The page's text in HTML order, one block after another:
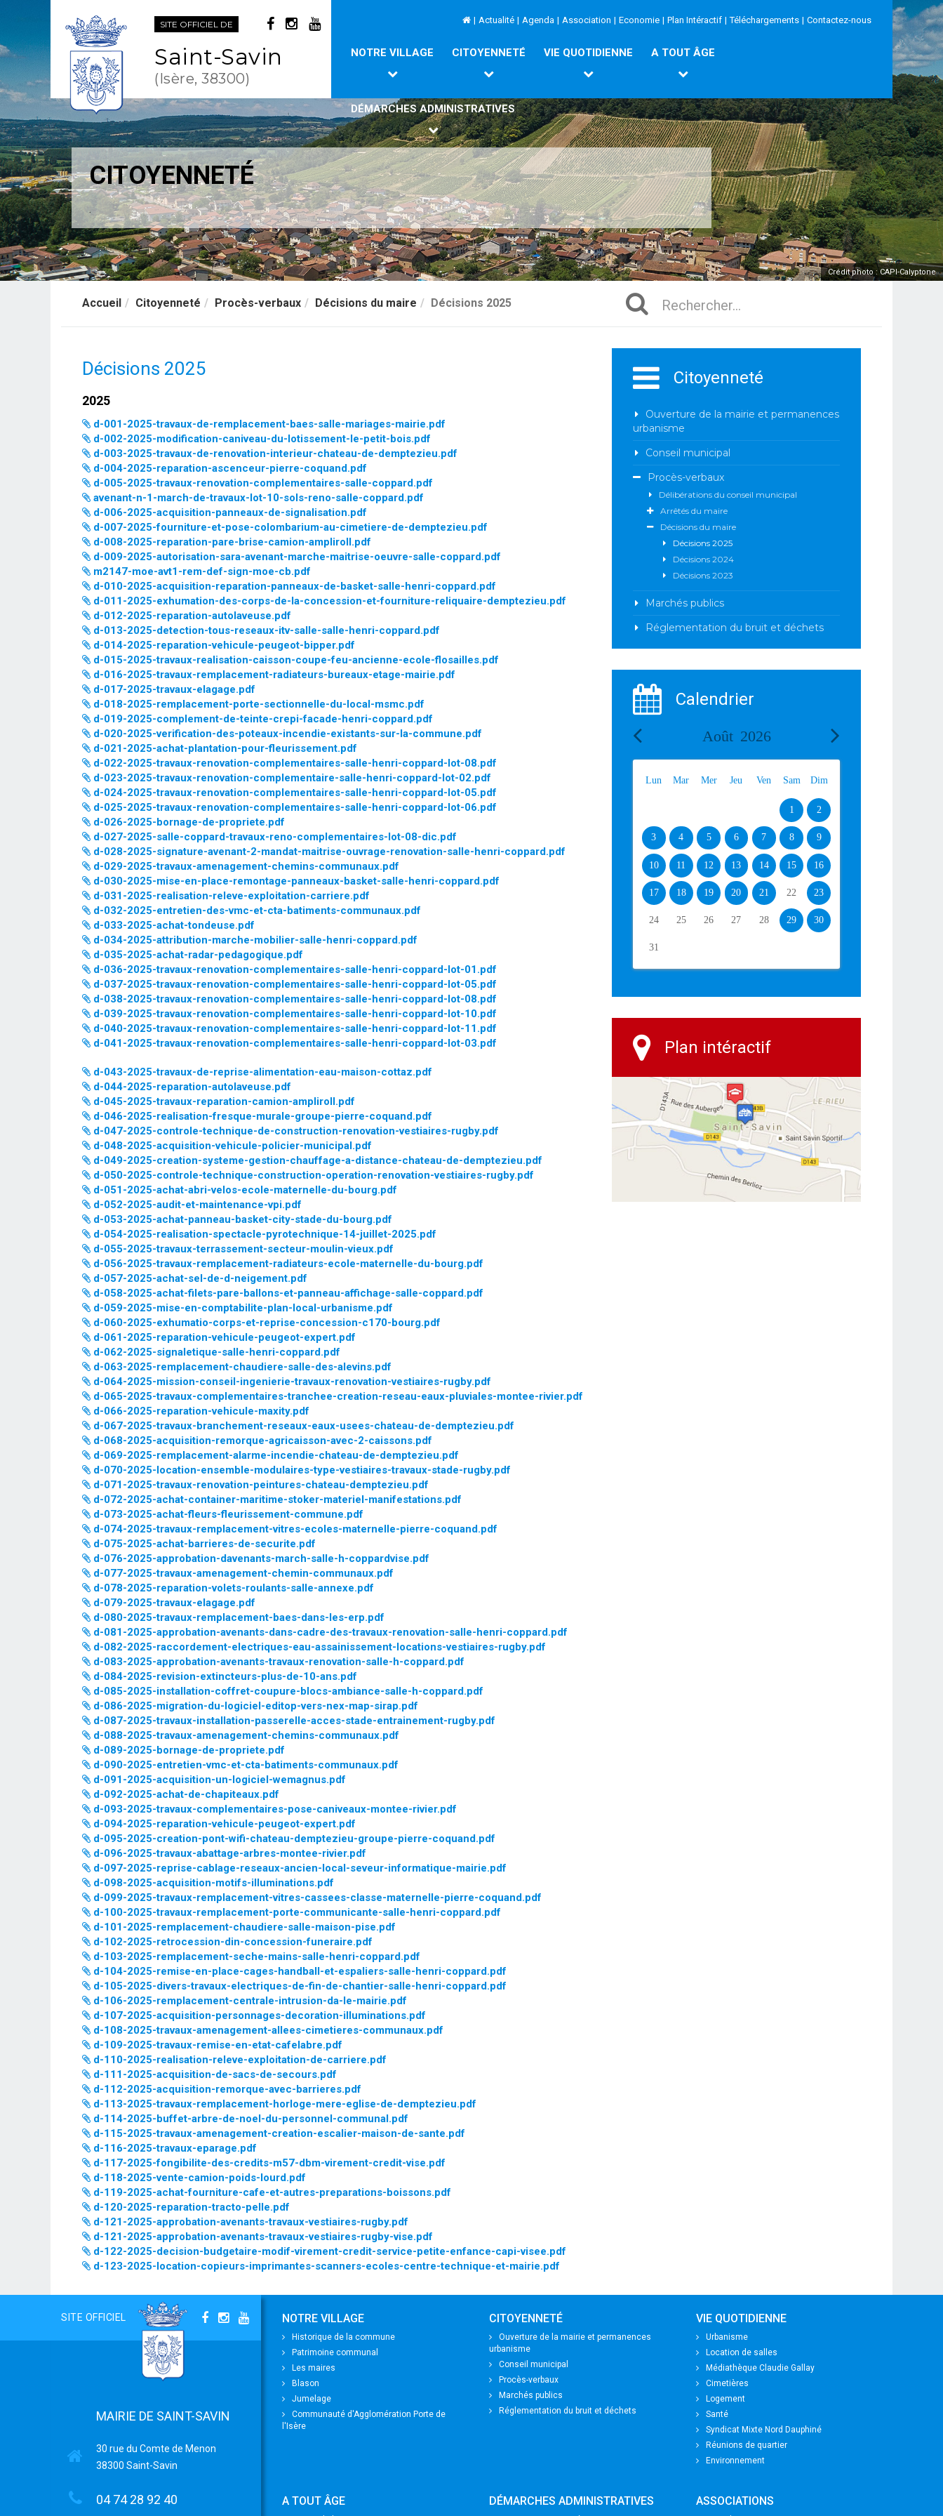
SITE OFFICIEL DE
Saint-Savin
(Isère, 38300)
| Actualité | Agenda | Association | Economie | Plan Intéractif | Téléchargements | Contactez-nous
NOTRE VILLAGE CITOYENNETÉ VIE QUOTIDIENNE A TOUT ÂGE
DÉMARCHES ADMINISTRATIVES
CITOYENNETÉ
.
Crédit photo : CAPI-Calyptone
Accueil Citoyenneté Procès-verbaux Décisions du maire Décisions 2025
Décisions 2025
2025
d-001-2025-travaux-de-remplacement-baes-salle-mariages-mairie.pdf
d-002-2025-modification-caniveau-du-lotissement-le-petit-bois.pdf
d-003-2025-travaux-de-renovation-interieur-chateau-de-demptezieu.pdf
d-004-2025-reparation-ascenceur-pierre-coquand.pdf
d-005-2025-travaux-renovation-complementaires-salle-coppard.pdf
avenant-n-1-march-de-travaux-lot-10-sols-reno-salle-coppard.pdf
d-006-2025-acquisition-panneaux-de-signalisation.pdf
d-007-2025-fourniture-et-pose-colombarium-au-cimetiere-de-demptezieu.pdf
d-008-2025-reparation-pare-brise-camion-ampliroll.pdf
d-009-2025-autorisation-sara-avenant-marche-maitrise-oeuvre-salle-coppard.pdf
m2147-moe-avt1-rem-def-sign-moe-cb.pdf
d-010-2025-acquisition-reparation-panneaux-de-basket-salle-henri-coppard.pdf
d-011-2025-exhumation-des-corps-de-la-concession-et-fourniture-reliquaire-demptezieu.pdf
d-012-2025-reparation-autolaveuse.pdf
d-013-2025-detection-tous-reseaux-itv-salle-salle-henri-coppard.pdf
d-014-2025-reparation-vehicule-peugeot-bipper.pdf
d-015-2025-travaux-realisation-caisson-coupe-feu-ancienne-ecole-flosailles.pdf
d-016-2025-travaux-remplacement-radiateurs-bureaux-etage-mairie.pdf
d-017-2025-travaux-elagage.pdf
d-018-2025-remplacement-porte-sectionnelle-du-local-msmc.pdf
d-019-2025-complement-de-teinte-crepi-facade-henri-coppard.pdf
d-020-2025-verification-des-poteaux-incendie-existants-sur-la-commune.pdf
d-021-2025-achat-plantation-pour-fleurissement.pdf
d-022-2025-travaux-renovation-complementaires-salle-henri-coppard-lot-08.pdf
d-023-2025-travaux-renovation-complementaire-salle-henri-coppard-lot-02.pdf
d-024-2025-travaux-renovation-complementaires-salle-henri-coppard-lot-05.pdf
d-025-2025-travaux-renovation-complementaires-salle-henri-coppard-lot-06.pdf
d-026-2025-bornage-de-propriete.pdf
d-027-2025-salle-coppard-travaux-reno-complementaires-lot-08-dic.pdf
d-028-2025-signature-avenant-2-mandat-maitrise-ouvrage-renovation-salle-henri-coppard.pdf
d-029-2025-travaux-amenagement-chemins-communaux.pdf
d-030-2025-mise-en-place-remontage-panneaux-basket-salle-henri-coppard.pdf
d-031-2025-realisation-releve-exploitation-carriere.pdf
d-032-2025-entretien-des-vmc-et-cta-batiments-communaux.pdf
d-033-2025-achat-tondeuse.pdf
d-034-2025-attribution-marche-mobilier-salle-henri-coppard.pdf
d-035-2025-achat-radar-pedagogique.pdf
d-036-2025-travaux-renovation-complementaires-salle-henri-coppard-lot-01.pdf
d-037-2025-travaux-renovation-complementaires-salle-henri-coppard-lot-05.pdf
d-038-2025-travaux-renovation-complementaires-salle-henri-coppard-lot-08.pdf
d-039-2025-travaux-renovation-complementaires-salle-henri-coppard-lot-10.pdf
d-040-2025-travaux-renovation-complementaires-salle-henri-coppard-lot-11.pdf
d-041-2025-travaux-renovation-complementaires-salle-henri-coppard-lot-03.pdf
d-043-2025-travaux-de-reprise-alimentation-eau-maison-cottaz.pdf
d-044-2025-reparation-autolaveuse.pdf
d-045-2025-travaux-reparation-camion-ampliroll.pdf
d-046-2025-realisation-fresque-murale-groupe-pierre-coquand.pdf
d-047-2025-controle-technique-de-construction-renovation-vestiaires-rugby.pdf
d-048-2025-acquisition-vehicule-policier-municipal.pdf
d-049-2025-creation-systeme-gestion-chauffage-a-distance-chateau-de-demptezieu.pdf
d-050-2025-controle-technique-construction-operation-renovation-vestiaires-rugby.pdf
d-051-2025-achat-abri-velos-ecole-maternelle-du-bourg.pdf
d-052-2025-audit-et-maintenance-vpi.pdf
d-053-2025-achat-panneau-basket-city-stade-du-bourg.pdf
d-054-2025-realisation-spectacle-pyrotechnique-14-juillet-2025.pdf
d-055-2025-travaux-terrassement-secteur-moulin-vieux.pdf
d-056-2025-travaux-remplacement-radiateurs-ecole-maternelle-du-bourg.pdf
d-057-2025-achat-sel-de-d-neigement.pdf
d-058-2025-achat-filets-pare-ballons-et-panneau-affichage-salle-coppard.pdf
d-059-2025-mise-en-comptabilite-plan-local-urbanisme.pdf
d-060-2025-exhumatio-corps-et-reprise-concession-c170-bourg.pdf
d-061-2025-reparation-vehicule-peugeot-expert.pdf
d-062-2025-signaletique-salle-henri-coppard.pdf
d-063-2025-remplacement-chaudiere-salle-des-alevins.pdf
d-064-2025-mission-conseil-ingenierie-travaux-renovation-vestiaires-rugby.pdf
d-065-2025-travaux-complementaires-tranchee-creation-reseau-eaux-pluviales-montee-rivier.pdf
d-066-2025-reparation-vehicule-maxity.pdf
d-067-2025-travaux-branchement-reseaux-eaux-usees-chateau-de-demptezieu.pdf
d-068-2025-acquisition-remorque-agricaisson-avec-2-caissons.pdf
d-069-2025-remplacement-alarme-incendie-chateau-de-demptezieu.pdf
d-070-2025-location-ensemble-modulaires-type-vestiaires-travaux-stade-rugby.pdf
d-071-2025-travaux-renovation-peintures-chateau-demptezieu.pdf
d-072-2025-achat-container-maritime-stoker-materiel-manifestations.pdf
d-073-2025-achat-fleurs-fleurissement-commune.pdf
d-074-2025-travaux-remplacement-vitres-ecoles-maternelle-pierre-coquand.pdf
d-075-2025-achat-barrieres-de-securite.pdf
d-076-2025-approbation-davenants-march-salle-h-coppardvise.pdf
d-077-2025-travaux-amenagement-chemin-communaux.pdf
d-078-2025-reparation-volets-roulants-salle-annexe.pdf
d-079-2025-travaux-elagage.pdf
d-080-2025-travaux-remplacement-baes-dans-les-erp.pdf
d-081-2025-approbation-avenants-dans-cadre-des-travaux-renovation-salle-henri-coppard.pdf
d-082-2025-raccordement-electriques-eau-assainissement-locations-vestiaires-rugby.pdf
d-083-2025-approbation-avenants-travaux-renovation-salle-h-coppard.pdf
d-084-2025-revision-extincteurs-plus-de-10-ans.pdf
d-085-2025-installation-coffret-coupure-blocs-ambiance-salle-h-coppard.pdf
d-086-2025-migration-du-logiciel-editop-vers-nex-map-sirap.pdf
d-087-2025-travaux-installation-passerelle-acces-stade-entrainement-rugby.pdf
d-088-2025-travaux-amenagement-chemins-communaux.pdf
d-089-2025-bornage-de-propriete.pdf
d-090-2025-entretien-vmc-et-cta-batiments-communaux.pdf
d-091-2025-acquisition-un-logiciel-wemagnus.pdf
d-092-2025-achat-de-chapiteaux.pdf
d-093-2025-travaux-complementaires-pose-caniveaux-montee-rivier.pdf
d-094-2025-reparation-vehicule-peugeot-expert.pdf
d-095-2025-creation-pont-wifi-chateau-demptezieu-groupe-pierre-coquand.pdf
d-096-2025-travaux-abattage-arbres-montee-rivier.pdf
d-097-2025-reprise-cablage-reseaux-ancien-local-seveur-informatique-mairie.pdf
d-098-2025-acquisition-motifs-illuminations.pdf
d-099-2025-travaux-remplacement-vitres-cassees-classe-maternelle-pierre-coquand.pdf
d-100-2025-travaux-remplacement-porte-communicante-salle-henri-coppard.pdf
d-101-2025-remplacement-chaudiere-salle-maison-pise.pdf
d-102-2025-retrocession-din-concession-funeraire.pdf
d-103-2025-remplacement-seche-mains-salle-henri-coppard.pdf
d-104-2025-remise-en-place-cages-handball-et-espaliers-salle-henri-coppard.pdf
d-105-2025-divers-travaux-electriques-de-fin-de-chantier-salle-henri-coppard.pdf
d-106-2025-remplacement-centrale-intrusion-da-le-mairie.pdf
d-107-2025-acquisition-personnages-decoration-illuminations.pdf
d-108-2025-travaux-amenagement-allees-cimetieres-communaux.pdf
d-109-2025-travaux-remise-en-etat-cafelabre.pdf
d-110-2025-realisation-releve-exploitation-de-carriere.pdf
d-111-2025-acquisition-de-sacs-de-secours.pdf
d-112-2025-acquisition-remorque-avec-barrieres.pdf
d-113-2025-travaux-remplacement-horloge-mere-eglise-de-demptezieu.pdf
d-114-2025-buffet-arbre-de-noel-du-personnel-communal.pdf
d-115-2025-travaux-amenagement-creation-escalier-maison-de-sante.pdf
d-116-2025-travaux-eparage.pdf
d-117-2025-fongibilite-des-credits-m57-dbm-virement-credit-vise.pdf
d-118-2025-vente-camion-poids-lourd.pdf
d-119-2025-achat-fourniture-cafe-et-autres-preparations-boissons.pdf
d-120-2025-reparation-tracto-pelle.pdf
d-121-2025-approbation-avenants-travaux-vestiaires-rugby.pdf
d-121-2025-approbation-avenants-travaux-vestiaires-rugby-vise.pdf
d-122-2025-decision-budgetaire-modif-virement-credit-service-petite-enfance-capi-visee.pdf
d-123-2025-location-copieurs-imprimantes-scanners-ecoles-centre-technique-et-mairie.pdf
Citoyenneté
Ouverture de la mairie et permanences
urbanisme
Conseil municipal
Procès-verbaux
Délibérations du conseil municipal
Arrêtés du maire
Décisions du maire
Décisions 2025
Décisions 2024
Décisions 2023
Marchés publics
Réglementation du bruit et déchets
Calendrier
Août 2026
Lun Mar Mer Jeu Ven Sam Dim
1 2
3 4 5 6 7 8 9
10 11 12 13 14 15 16
17 18 19 20 21 22 23
24 25 26 27 28 29 30
31
Plan intéractif
SITE OFFICIEL
MAIRIE DE SAINT-SAVIN
30 rue du Comte de Menon
38300 Saint-Savin
04 74 28 92 40
NOTRE VILLAGE
Historique de la commune
Patrimoine communal
Les maires
Blason
Jumelage
Communauté d'Agglomération Porte de
l'Isère
CITOYENNETÉ
Ouverture de la mairie et permanences
urbanisme
Conseil municipal
Procès-verbaux
Marchés publics
Réglementation du bruit et déchets
VIE QUOTIDIENNE
Urbanisme
Location de salles
Médiathèque Claudie Gallay
Cimetières
Logement
Santé
Syndicat Mixte Nord Dauphiné
Réunions de quartier
Environnement
A TOUT ÂGE DÉMARCHES ADMINISTRATIVES ASSOCIATIONS